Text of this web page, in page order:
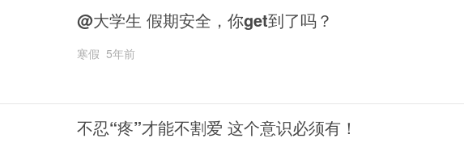
@大学生 假期安全，你get到了吗？
寒假 5年前
不忍“疼”才能不割爱 这个意识必须有！